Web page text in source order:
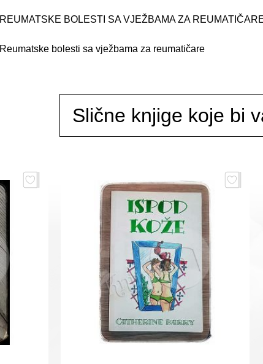
REUMATSKE BOLESTI SA VJEŽBAMA ZA
Reumatske bolesti sa vježbama za reumatičare
Slične knjige koje bi